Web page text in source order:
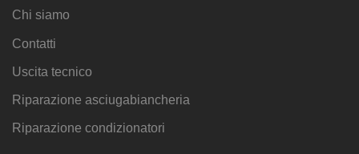
Chi siamo
Contatti
Uscita tecnico
Riparazione asciugabiancheria
Riparazione condizionatori